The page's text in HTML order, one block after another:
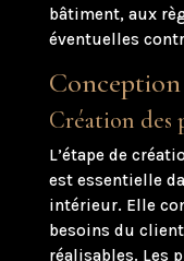
bâtiment, aux
éventuelles
Création des
L’étape de
est essentielle
intérieur. Elle
besoins du
réalisables. Les